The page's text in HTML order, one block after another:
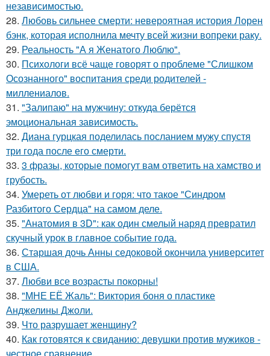
независимостью.
28. Любовь сильнее смерти: невероятная история Лорен
бэнк, которая исполнила мечту всей жизни вопреки раку.
29. Реальность "А я Женатого Люблю".
30. Психологи всё чаще говорят о проблеме "Слишком
Осознанного" воспитания среди родителей -
миллениалов.
31. "Залипаю" на мужчину: откуда берётся
эмоциональная зависимость.
32. Диана гурцкая поделилась посланием мужу спустя
три года после его смерти.
33. 3 фразы, которые помогут вам ответить на хамство и
грубость.
34. Умереть от любви и горя: что такое "Синдром
Разбитого Сердца" на самом деле.
35. "Анатомия в 3D": как один смелый наряд превратил
скучный урок в главное событие года.
36. Старшая дочь Анны седоковой окончила университет
в США.
37. Любви все возрасты покорны!
38. "МНЕ ЕЁ Жаль": Виктория боня о пластике
Анджелины Джоли.
39. Что разрушает женщину?
40. Как готовятся к свиданию: девушки против мужиков -